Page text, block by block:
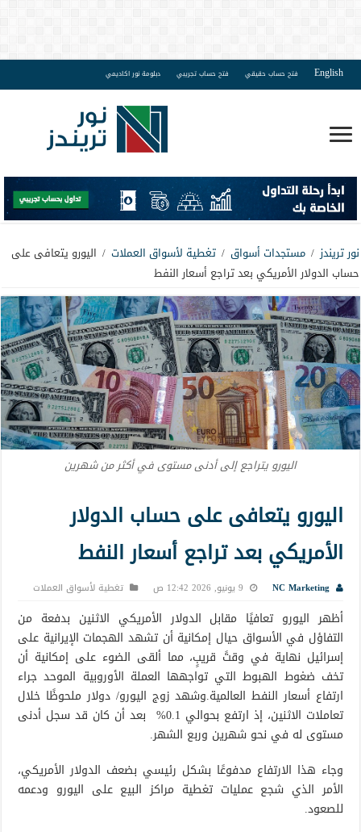
English فتح حساب حقيقي فتح حساب تجريبي دبلومة نور اكاديمي
نور تريندز / مستجدات أسواق / تغطية لأسواق العملات / اليورو يتعافى على
حساب الدولار الأمريكي بعد تراجع أسعار النفط
اليورو يتراجع إلى أدنى مستوى في أكثر من شهرين
اليورو يتعافى على حساب الدولار
الأمريكي بعد تراجع أسعار النفط
NC Marketing 9 يونيو, 2026 12:42 ص تغطية لأسواق العملات
أظهر اليورو تعافيًا مقابل الدولار الأمريكي الاثنين بدفعة من
التفاؤل في الأسواق حيال إمكانية أن تشهد الهجمات الإيرانية على
إسرائيل نهاية في وقتً قريبٍ، مما ألقى الضوء على إمكانية أن
تخف ضغوط الهبوط التي تواجهها العملة الأوروبية الموحد جراء
ارتفاع أسعار النفط العالمية.وشهد زوج اليورو/ دولار ملحوظًا خلال
تعاملات الاثنين، إذ ارتفع بحوالي 0.1% بعد أن كان قد سجل أدنى
مستوى له في نحو شهرين وربع الشهر.
وجاء هذا الارتفاع مدفوعًا بشكل رئيسي بضعف الدولار الأمريكي،
الأمر الذي شجع عمليات تغطية مراكز البيع على اليورو ودعمه
للصعود.